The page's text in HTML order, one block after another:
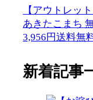
【アウトレッ
あきたこまち
3,956円送料無
新着記事